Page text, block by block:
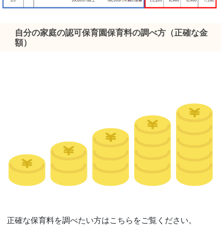
自分の家庭の認可保育園保育料の調べ方（正確な金
額）
正確な保育料を調べたい方はこちらをご覧ください。